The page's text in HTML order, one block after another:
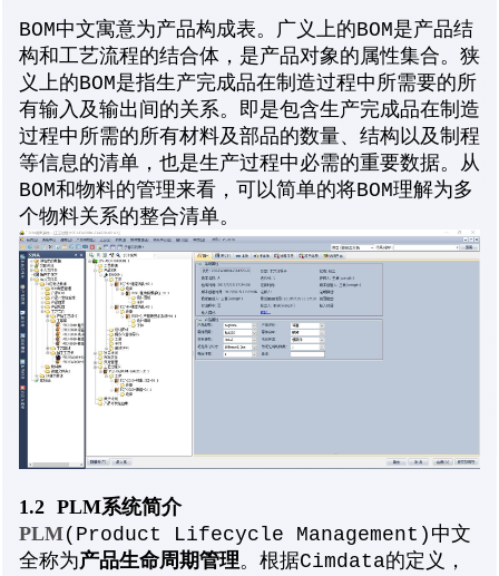
BOM中文寓意为产品构成表。广义上的BOM是产品结
构和工艺流程的结合体，是产品对象的属性集合。狭
义上的BOM是指生产完成品在制造过程中所需要的所
有输入及输出间的关系。即是包含生产完成品在制造
过程中所需的所有材料及部品的数量、结构以及制程
等信息的清单，也是生产过程中必需的重要数据。从
BOM和物料的管理来看，可以简单的将BOM理解为多
个物料关系的整合清单。
1.2 PLM系统简介
PLM(Product Lifecycle Management)中文
全称为产品生命周期管理。根据Cimdata的定义，